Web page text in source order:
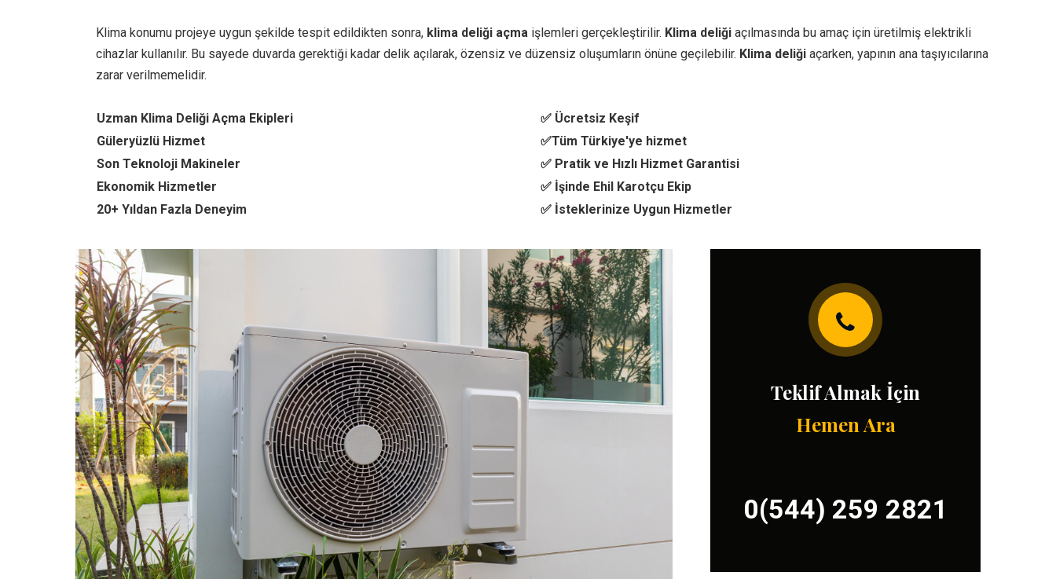
Klima konumu projeye uygun şekilde tespit edildikten sonra, klima deliği açma işlemleri gerçekleştirilir. Klima deliği açılmasında bu amaç için üretilmiş elektrikli
cihazlar kullanılır. Bu sayede duvarda gerektiği kadar delik açılarak, özensiz ve düzensiz oluşumların önüne geçilebilir. Klima deliği açarken, yapının ana taşıyıcılarına
zarar verilmemelidir.
Uzman Klima Deliği Açma Ekipleri
✅ Ücretsiz Keşif
Güleryüzlü Hizmet
✅Tüm Türkiye'ye hizmet
Son Teknoloji Makineler
✅ Pratik ve Hızlı Hizmet Garantisi
Ekonomik Hizmetler
✅ İşinde Ehil Karotçu Ekip
20+ Yıldan Fazla Deneyim
✅ İsteklerinize Uygun Hizmetler
Teklif Almak İçin
Hemen Ara
0(544) 259 2821